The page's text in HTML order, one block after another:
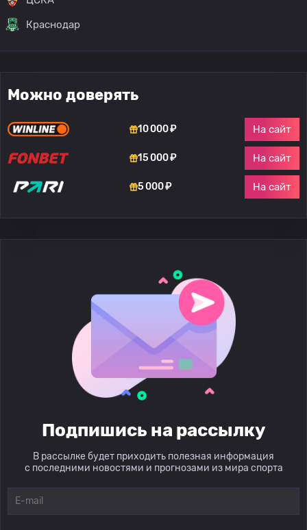
Краснодар
Можно доверять
10 000 ₽ На сайт
15 000 ₽ На сайт
5 000 ₽ На сайт
Подпишись на рассылку
В рассылке будет приходить полезная информация
с последними новостями и прогнозами из мира спорта